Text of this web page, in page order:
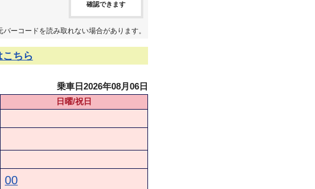
確認できます
ーコードを読み取れない場合があります。
ちら
乗車日2026年08月06日
日曜/祝日
00